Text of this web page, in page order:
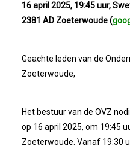
16 april 2025, 19:45 uur,
2381 AD Zoeterwoude (
Geachte leden van de
Zoeterwoude,
Het bestuur van de OVZ
op 16 april 2025, om 19:45
Zoeterwoude. Vanaf 19:30